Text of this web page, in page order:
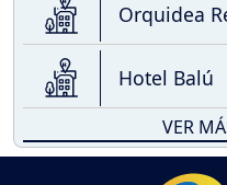
Orquidea
Hotel Balú
VER